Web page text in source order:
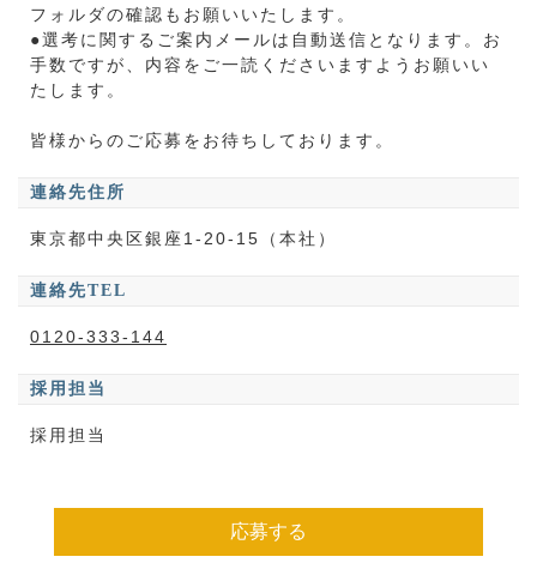
フォルダの確認もお願いいたします。
●選考に関するご案内メールは自動送信となります。お
手数ですが、内容をご一読くださいますようお願いい
たします。
皆様からのご応募をお待ちしております。
連絡先住所
東京都中央区銀座1-20-15（本社）
連絡先TEL
0120-333-144
採用担当
採用担当
応募する